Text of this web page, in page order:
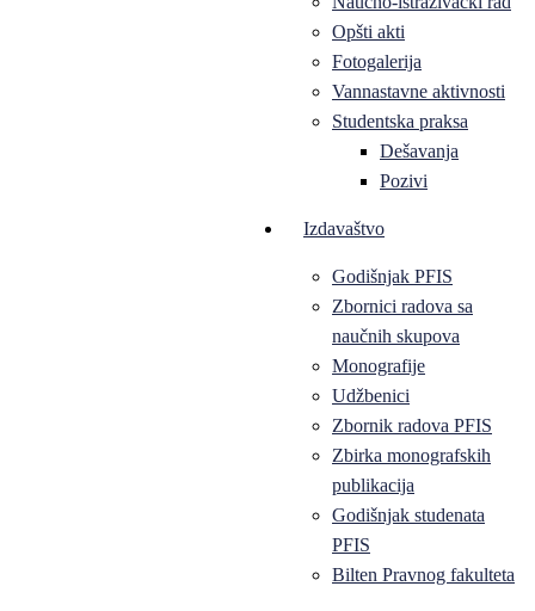
Opšti akti
Fotogalerija
Vannastavne aktivnosti
Studentska praksa
Dešavanja
Pozivi
Izdavaštvo
Godišnjak PFIS
Zbornici radova sa
naučnih skupova
Monografije
Udžbenici
Zbornik radova PFIS
Zbirka monografskih
publikacija
Godišnjak studenata
PFIS
Bilten Pravnog fakulteta